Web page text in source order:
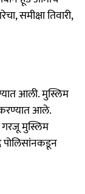
समीक्षा तिवारी,
आली. मुस्लिम
आले.
मुस्लिम
पोलिसांनकडून